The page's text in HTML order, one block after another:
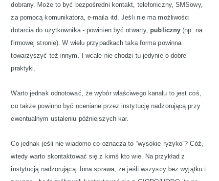
dobrany. Może to być bezpośredni kontakt, telefoniczny, SMSowy,
za pomocą komunikatora, e-maila itd. Jeśli nie ma możliwości
dotarcia do użytkownika - powinien być otwarty, publiczny (np. na
firmowej stronie). W wielu przypadkach taka forma powinna
towarzyszyć też innym. I wcale nie chodzi tu jedynie o dobre
praktyki.
Warto jednak odnotować, że wybór właściwego kanału to jest coś,
co także powinno być oceniane przez instytucję nadzorującą przy
ewentualnym ustaleniu późniejszych kar.
Co jednak jeśli nie wiadomo co oznacza to “wysokie ryzyko”? Cóż,
wtedy warto skontaktować się z kimś kto wie. Na przykład z
instytucją nadzorującą. Inna sprawa, że jeśli wszyscy bez wyjątku i